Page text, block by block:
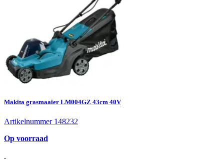
Makita grasmaaier LM004GZ 43cm 40V
Artikelnummer 148232
Op voorraad